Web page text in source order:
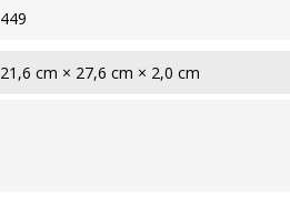
449
21,6 cm × 27,6 cm × 2,0 cm